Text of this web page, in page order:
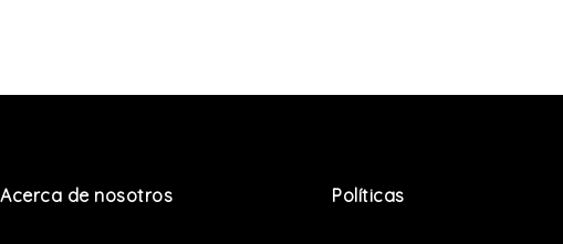
Acerca de nosotros Políticas